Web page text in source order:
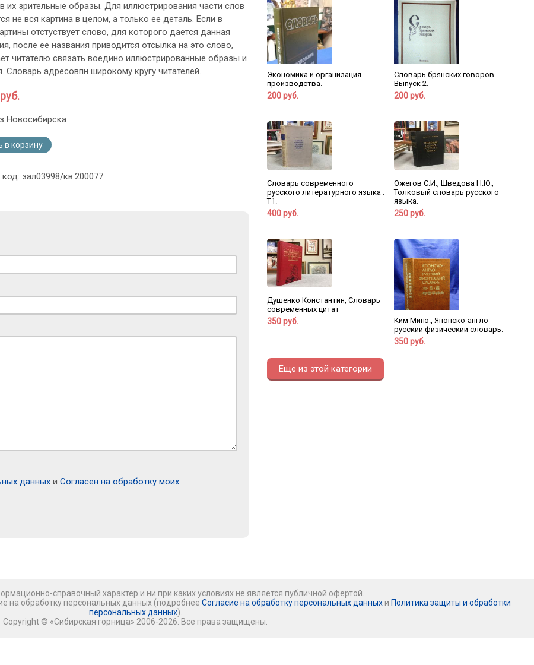
их зрительные образы. Для иллюстрирования части слов
не вся картина в целом, а только ее деталь. Если в
отстуствует слово, для которого дается данная
после ее названия приводится отсылка на это слово,
читателю связать воедино иллюстрированные образы и
Словарь адресовпн широкому кругу читателей.
Новосибирска
в корзину
код: зал03998/кв.200077
данных и Согласен на обработку моих
Экономика и организация
производства.
200 руб.
Словарь брянских говоров.
Выпуск 2.
200 руб.
Словарь современного
русского литературного языка .
Т1.
400 руб.
Ожегов С.И., Шведова Н.Ю.,
Толковый словарь русского
языка.
250 руб.
Душенко Константин, Словарь
современных цитат
350 руб.
Ким Минэ., Японско-англо-
русский физический словарь.
350 руб.
Еще из этой категории
справочный характер и ни при каких условиях не является публичной офертой.
на обработку персональных данных (подробнее Согласие на обработку персональных данныхи Политика защиты и обработки
персональных данных).
Copyright © «Сибирская горница» 2006-2026. Все права защищены.